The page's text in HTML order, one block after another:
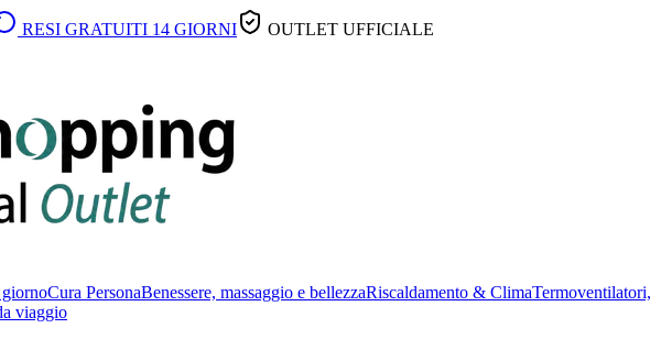
RESI GRATUITI 14 GIORNI OUTLET UFFICIALE
Cura PersonaBenessere, massaggio e bellezzaRiscaldamento & Clima
viaggio